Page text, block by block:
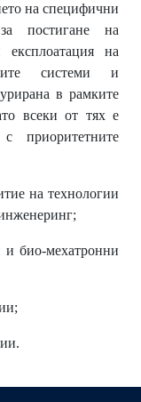
на специфични
постигане на
на
системи и
в рамките
всеки от тях е
приоритетните
на технологии
био‐мехатронни